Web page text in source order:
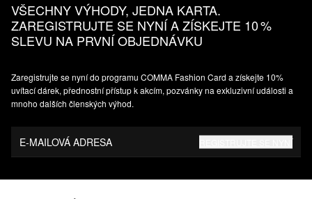
VŠECHNY VÝHODY, JEDNA KARTA.
ZAREGISTRUJTE SE NYNÍ A ZÍSKEJTE 10 %
SLEVU NA PRVNÍ OBJEDNÁVKU
Zaregistrujte se nyní do programu COMMA Fashion Card a získejte 10%
uvítací dárek, přednostní přístup k akcím, pozvánky na exkluzivní události a
mnoho dalších členských výhod.
E-MAILOVÁ ADRESA